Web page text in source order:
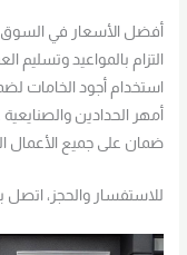
أفضل الأسعار في السوق
التزام بالمواعيد وتسليم
استخدام أجود الخامات
أمهر الحدادين والصنايعية .
ضمان على جميع الأعمال
للاستفسار والحجز، اتصل